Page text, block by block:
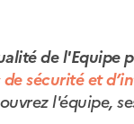
de l'Equipe
de sécurité et
l'équipe,